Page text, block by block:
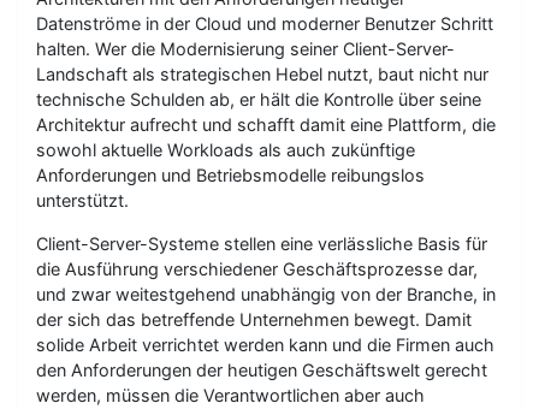
Datenströme in der Cloud und moderner Benutzer Schritt
halten. Wer die Modernisierung seiner Client-Server-
Landschaft als strategischen Hebel nutzt, baut nicht nur
technische Schulden ab, er hält die Kontrolle über seine
Architektur aufrecht und schafft damit eine Plattform, die
sowohl aktuelle Workloads als auch zukünftige
Anforderungen und Betriebsmodelle reibungslos
unterstützt.
Client-Server-Systeme stellen eine verlässliche Basis für
die Ausführung verschiedener Geschäftsprozesse dar,
und zwar weitestgehend unabhängig von der Branche, in
der sich das betreffende Unternehmen bewegt. Damit
solide Arbeit verrichtet werden kann und die Firmen auch
den Anforderungen der heutigen Geschäftswelt gerecht
werden, müssen die Verantwortlichen aber auch